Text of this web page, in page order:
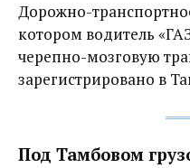
Дорожно-
котором водитель
черепно-мозговую
зарегистрировано в
Под Тамбовом